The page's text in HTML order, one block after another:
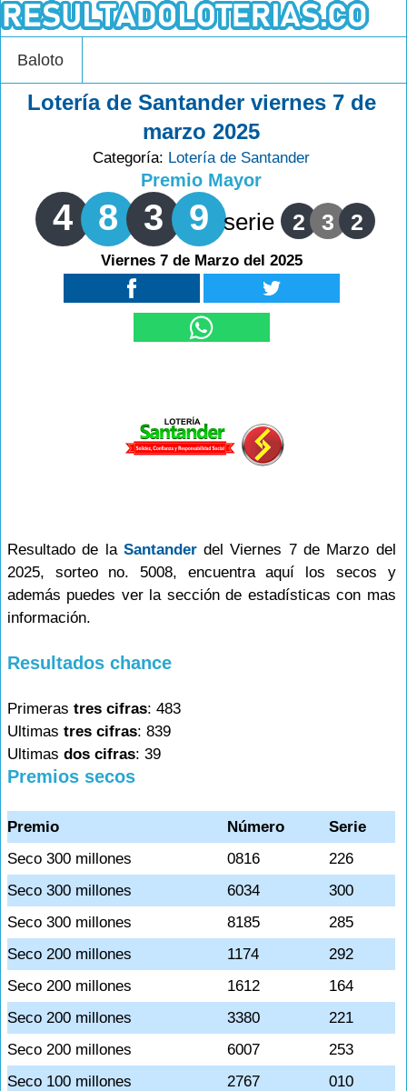
Baloto
Lotería de Santander viernes 7 de
marzo 2025
Categoría: Lotería de Santander
Premio Mayor
4 8 3 9 serie 2 3 2
Viernes 7 de Marzo del 2025
Resultado de la Santanderdel Viernes 7 de Marzo del
2025, sorteo no. 5008, encuentra aquí los secos y
además puedes ver la sección de estadísticas con mas
información.
Resultados chance
Primeras tres cifras: 483
Ultimas tres cifras: 839
Ultimas dos cifras: 39
Premios secos
Premio Número
Serie
Seco 300 millones
0816
226
Seco 300 millones
6034
300
Seco 300 millones
8185
285
Seco 200 millones
1174
292
Seco 200 millones
1612
164
Seco 200 millones
3380
221
Seco 200 millones
6007
253
Seco 100 millones
2767
010